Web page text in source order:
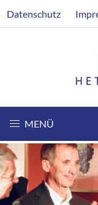
zum
Datenschutz
MENÜ